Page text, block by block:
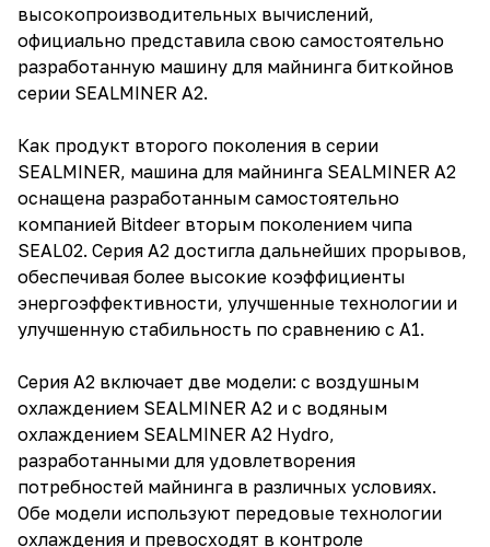
высокопроизводительных вычислений,
официально представила свою самостоятельно
разработанную машину для майнинга биткойнов
серии SEALMINER A2.
Как продукт второго поколения в серии
SEALMINER, машина для майнинга SEALMINER A2
оснащена разработанным самостоятельно
компанией Bitdeer вторым поколением чипа
SEAL02. Серия A2 достигла дальнейших прорывов,
обеспечивая более высокие коэффициенты
энергоэффективности, улучшенные технологии и
улучшенную стабильность по сравнению с A1.
Серия A2 включает две модели: с воздушным
охлаждением SEALMINER A2 и с водяным
охлаждением SEALMINER A2 Hydro,
разработанными для удовлетворения
потребностей майнинга в различных условиях.
Обе модели используют передовые технологии
охлаждения и превосходят в контроле